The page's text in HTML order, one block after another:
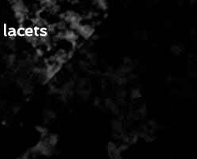
lacets